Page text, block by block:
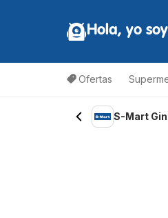
Hola, yo
Ofertas
S-Mart